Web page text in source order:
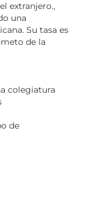
extranjero.,
una
Su tasa es
de la
colegiatura
de